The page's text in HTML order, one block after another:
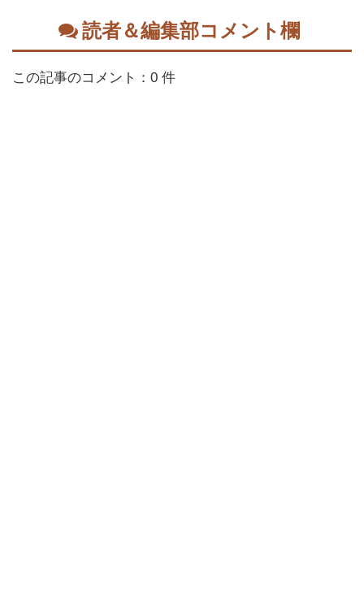
読者＆編集部コメント欄
この記事のコメント：0 件